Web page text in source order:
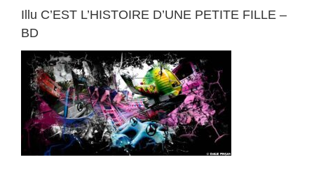
Illu C’EST L’HISTOIRE D’UNE PETITE FILLE –
BD